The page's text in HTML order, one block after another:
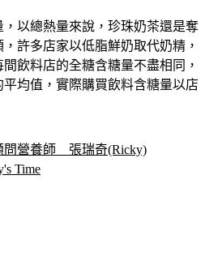
以總熱量來說，珍珠奶茶還是奪
許多店家以低脂鮮奶取代奶精，
飲料店的全糖含糖量不盡相同，
均值，實際購買飲料含糖量以店
營養師　張瑞奇(Ricky)
Time